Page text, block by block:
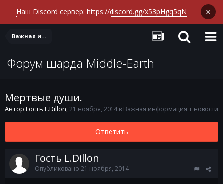
Наш Discord сервер: https://discord.gg/x53pHgq5qN ×
Важная информация + новости
Форум шарда Middle-Earth
Мертвые души.
Автор Гость L.Dillon,21 ноября, 2014 в Важная информация + новости
Ответить
Гость L.Dillon
Опубликовано 21 ноября, 2014